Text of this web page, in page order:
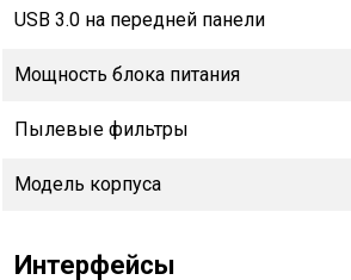
USB 3.0 на передней панели
Мощность блока питания
Пылевые фильтры
Модель корпуса
Интерфейсы